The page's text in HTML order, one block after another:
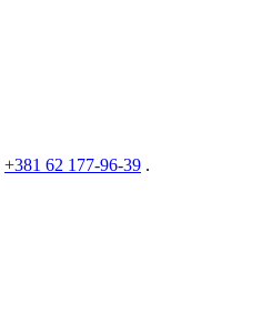
+381 62 177-96-39 .